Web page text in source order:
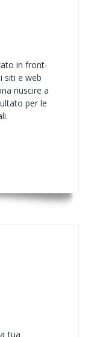
in front-
siti e web
riuscire a
per le
tua